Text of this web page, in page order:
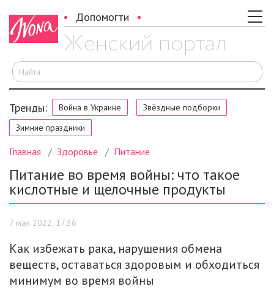
Допомогти
Тренды: Война в Украине
Звёздные подборки
Зимние праздники
Главная Здоровье Питание
Питание во время войны: что такое
кислотные и щелочные продукты
7 мая 2022, 17:36
Как избежать рака, нарушения обмена
веществ, оставаться здоровым и обходиться
минимум во время войны